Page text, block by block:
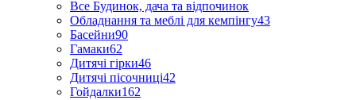
Все Будинок, дача та відпочинок
Обладнання та меблі для кемпінгу43
Басейни90
Гамаки62
Дитячі гірки46
Дитячі пісочниці42
Гойдалки162